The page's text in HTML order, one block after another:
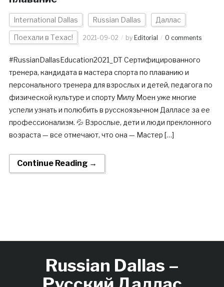
International Dallas Russian Dallas Даллас
Поехали в Техас! 2021-09-02 by Editorial 0 comments
#RussianDallasEducation2021_DT Сертифицированного
тренера, кандидата в мастера спорта по плаванию и
персонального тренера для взрослых и детей, педагога по
физической культуре и спорту Милу Моен уже многие
успели узнать и полюбить в русскоязычном Далласе за ее
профессионализм. 💦 Взрослые, дети и люди преклонного
возраста — все отмечают, что она — Мастер […]
Continue Reading →
Russian Dallas –